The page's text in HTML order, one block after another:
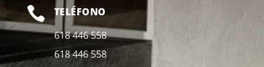

TELÉFONO
618 446 558
618 446 558